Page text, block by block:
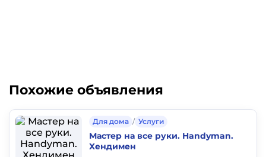
Похожие объявления
Для дома / Услуги
Мастер на все руки. Handyman.
Хендимен